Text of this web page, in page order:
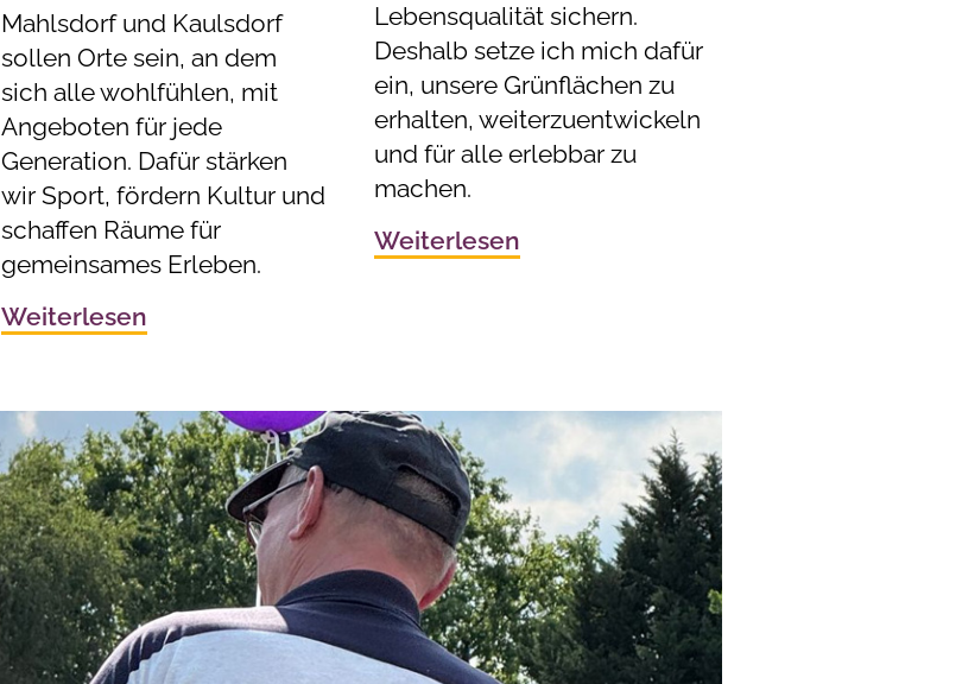
Mahlsdorf und Kaulsdorf
sollen Orte sein, an dem
sich alle wohlfühlen, mit
Angeboten für jede
Generation. Dafür stärken
wir Sport, fördern Kultur und
schaffen Räume für
gemeinsames Erleben.
Weiterlesen
Lebensqualität sichern.
Deshalb setze ich mich dafür
ein, unsere Grünflächen zu
erhalten, weiterzuentwickeln
und für alle erlebbar zu
machen.
Weiterlesen